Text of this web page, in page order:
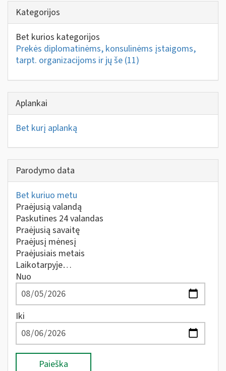
Kategorijos
Bet kurios kategorijos
Prekės diplomatinėms, konsulinėms įstaigoms,
tarpt. organizacijoms ir jų še (11)
Aplankai
Bet kurį aplanką
Parodymo data
Bet kuriuo metu
Praėjusią valandą
Paskutines 24 valandas
Praėjusią savaitę
Praėjusį mėnesį
Praėjusiais metais
Laikotarpyje…
Nuo
Iki
Paieška